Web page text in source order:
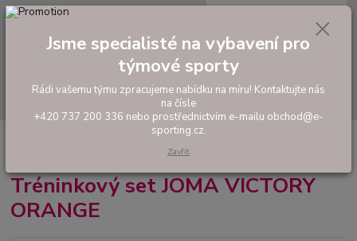
Hledat
tel: +420 737 200 336
0,00 Kč
Tréninkové oblečení
Hráčské sady a dresy
Tréninkový set JOMA VICTORY ORANGE
Tréninkový set JOMA VICTORY
ORANGE
Jsme specialisté na vybavení pro
týmové sporty
Rádi vašemu týmu zpracujeme nabídku na míru! Kontaktujte nás
na čísle
+420 737 200 336 nebo prostřednictvím e-mailu obchod@e-
sporting.cz.
Zavřít